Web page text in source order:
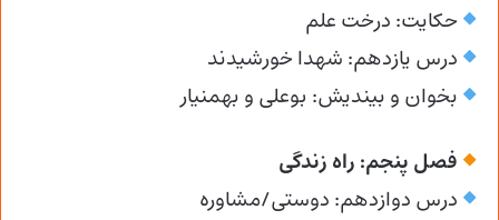
حکایت: درخت علم
درس یازدهم: شهدا خورشیدند
بخوان و بیندیش: بوعلی و بهمنیار
فصل پنجم: راه زندگی
درس دوازدهم: دوستی/مشاوره